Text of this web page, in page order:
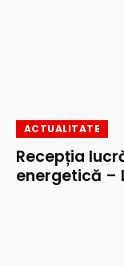
ACTUALITATE
Recepția
energetică –